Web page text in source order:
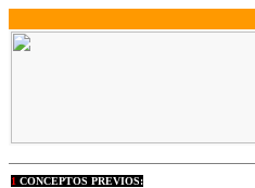
1 CONCEPTOS PREVIOS: